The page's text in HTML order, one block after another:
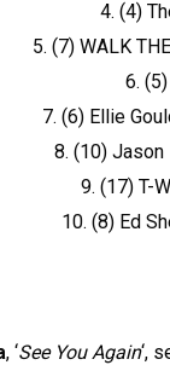
4. (4)
5. (7) WALK
6.
7. (6) Ellie
8. (10) Jason
9. (17) T-
10. (8) Ed
, ‘See You Again‘,